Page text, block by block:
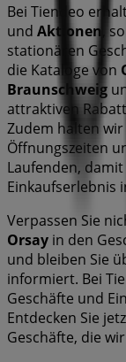
Bei Tiendeo
und Aktionen ,
stationären
die Kataloge von
Braunschweig
attraktiven
Zudem halten
Öffnungszeiten
Laufenden,
Einkaufserlebnis
Verpassen Sie
Orsay in den
und bleiben Sie
informiert. Bei
Geschäfte und
Entdecken Sie
Geschäfte, die